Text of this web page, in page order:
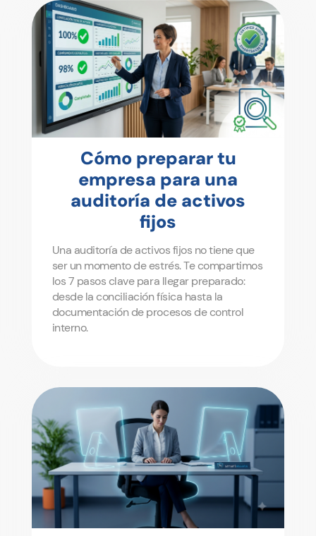
Cómo preparar tu
empresa para una
auditoría de activos
fijos
Una auditoría de activos fijos no tiene que
ser un momento de estrés. Te compartimos
los 7 pasos clave para llegar preparado:
desde la conciliación física hasta la
documentación de procesos de control
interno.